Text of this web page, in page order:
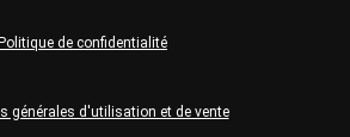
générales d'utilisation et de vente
Politique de confidentialité